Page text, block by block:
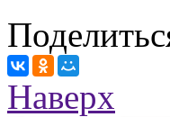
Наверх